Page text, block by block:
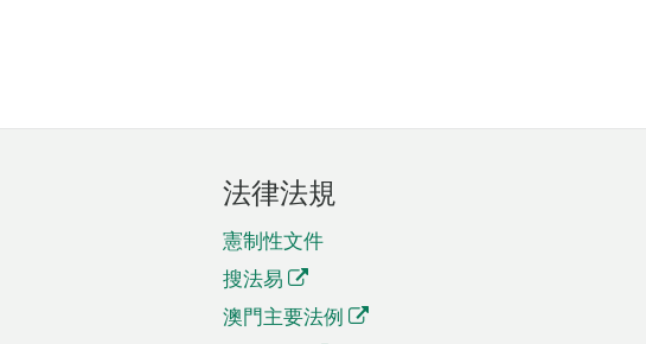
法律法規
憲制性文件
搜法易
澳門主要法例